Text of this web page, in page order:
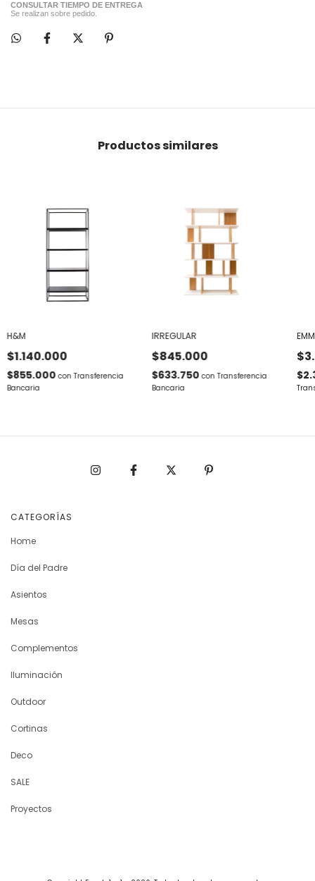
CONSULTAR TIEMPO DE ENTREGA
Se realizan sobre pedido.
Productos similares
H&M
$1.140.000
$855.000con Transferencia
Bancaria
IRREGULAR
$845.000
$633.750con Transferencia
Bancaria
CATEGORÍAS
Home
Día del Padre
Asientos
Mesas
Complementos
Iluminación
Outdoor
Cortinas
Deco
SALE
Proyectos